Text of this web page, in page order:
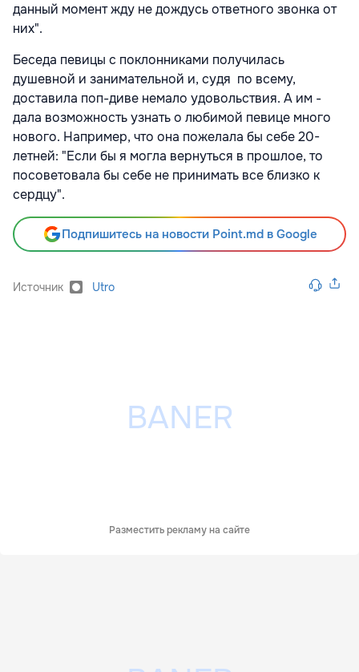
данный момент жду не дождусь ответного звонка от
них".
Беседа певицы с поклонниками получилась
душевной и занимательной и, судя по всему,
доставила поп-диве немало удовольствия. А им -
дала возможность узнать о любимой певице много
нового. Например, что она пожелала бы себе 20-
летней: "Если бы я могла вернуться в прошлое, то
посоветовала бы себе не принимать все близко к
сердцу".
Подпишитесь на новости Point.md в Google
Источник Utro
Разместить рекламу на сайте